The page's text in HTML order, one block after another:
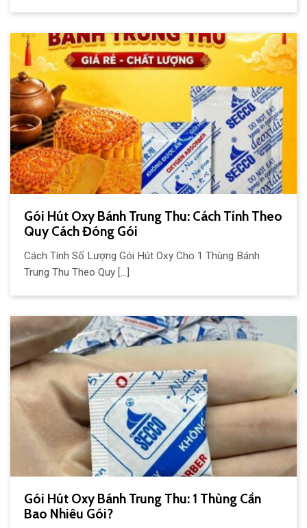
Gói Hút Oxy Bánh Trung Thu: Cách Tính Theo
Quy Cách Đóng Gói
Cách Tính Số Lượng Gói Hút Oxy Cho 1 Thùng Bánh
Trung Thu Theo Quy [...]
Gói Hút Oxy Bánh Trung Thu: 1 Thùng Cần
Bao Nhiêu Gói?